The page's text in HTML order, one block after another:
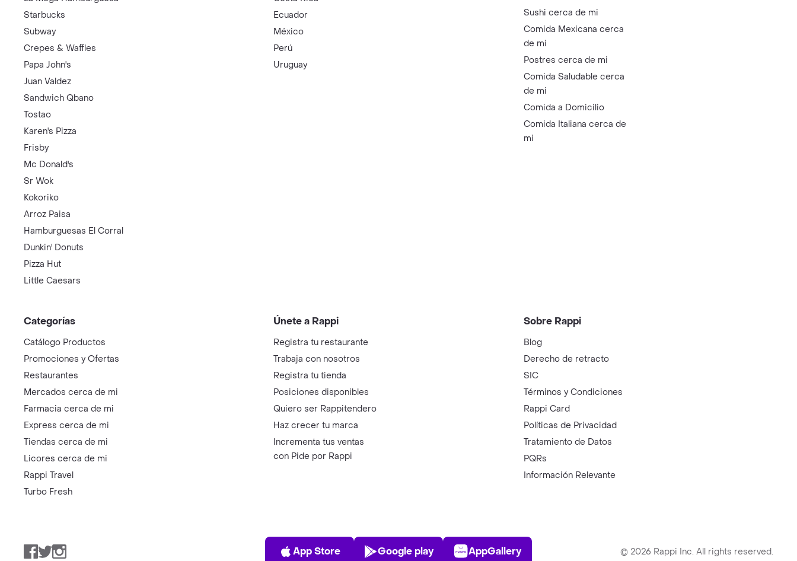
Starbucks
Subway
Crepes & Waffles
Papa John's
Juan Valdez
Sandwich Qbano
Tostao
Karen's Pizza
Frisby
Mc Donald's
Sr Wok
Kokoriko
Arroz Paisa
Hamburguesas El Corral
Dunkin' Donuts
Pizza Hut
Little Caesars
Ecuador
México
Perú
Uruguay
Sushi cerca de mi
Comida Mexicana cerca
de mi
Postres cerca de mi
Comida Saludable cerca
de mi
Comida a Domicilio
Comida Italiana cerca de
mi
Categorías
Catálogo Productos
Promociones y Ofertas
Restaurantes
Mercados cerca de mi
Farmacia cerca de mi
Express cerca de mi
Tiendas cerca de mi
Licores cerca de mi
Rappi Travel
Turbo Fresh
Únete a Rappi
Registra tu restaurante
Trabaja con nosotros
Registra tu tienda
Posiciones disponibles
Quiero ser Rappitendero
Haz crecer tu marca
Incrementa tus ventas
con Pide por Rappi
Sobre Rappi
Blog
Derecho de retracto
SIC
Términos y Condiciones
Rappi Card
Políticas de Privacidad
Tratamiento de Datos
PQRs
Información Relevante
Facebook
TwitterInstagram
App Store
App Store
Play Store
Google play
AppGallery
AppGallery © 2026 Rappi Inc. All rights reserved.